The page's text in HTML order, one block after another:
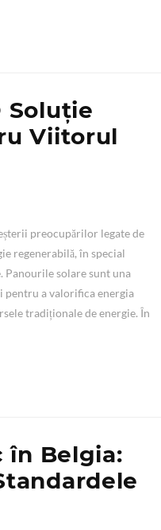
Soluție
Viitorul
preocupărilor legate de
regenerabilă, în special
Panourile solare sunt una
pentru a valorifica energia
tradiționale de energie. În
în Belgia: